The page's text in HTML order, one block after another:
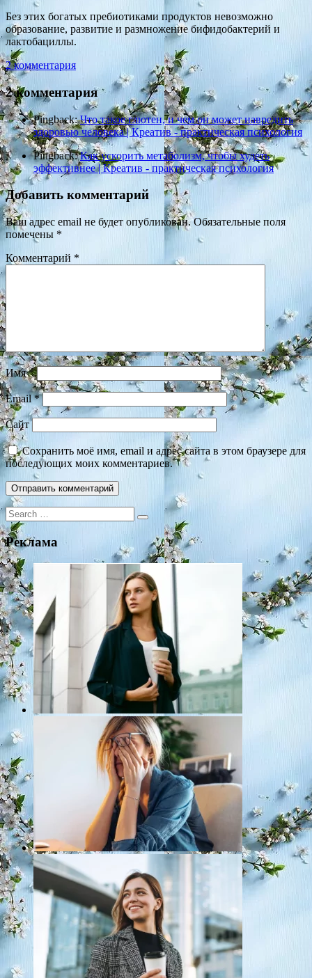
Без этих богатых пребиотиками продуктов невозможно
образование, развитие и размножение бифидобактерий и
лактобациллы.
2 комментария
2 комментария
Pingback:Что такое глютен, и чем он может навредить
здоровью человека | Креатив - практическая психология
Pingback:Как ускорить метаболизм, чтобы худеть
эффективнее | Креатив - практическая психология
Добавить комментарий
Ваш адрес email не будет опубликован. Обязательные поля
помечены *
Комментарий *
Имя*
Email*
Сайт
Сохранить моё имя, email и адрес сайта в этом браузере для
последующих моих комментариев.
Search
for:
Реклама